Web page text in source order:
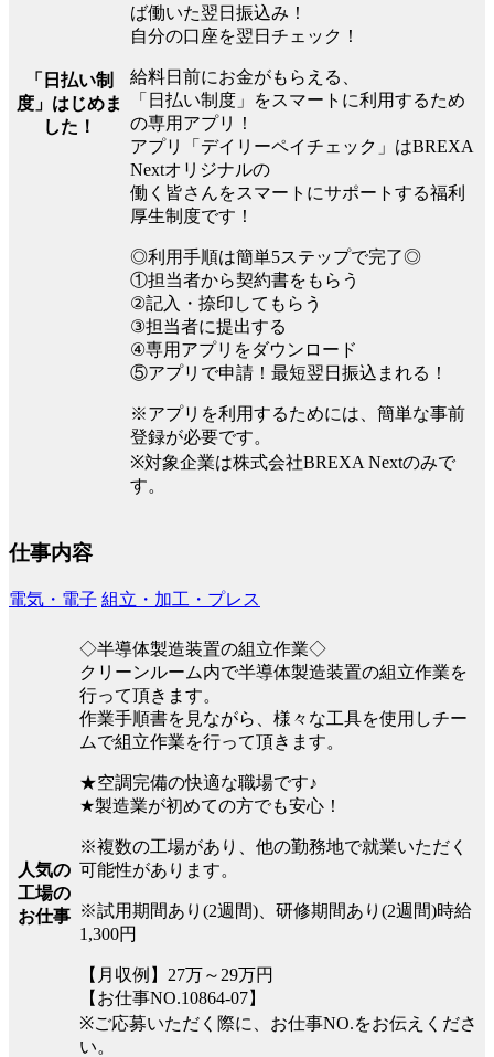
「日払い制
度」はじめま
した！
ば働いた翌日振込み！
自分の口座を翌日チェック！
給料日前にお金がもらえる、
「日払い制度」をスマートに利用するため
の専用アプリ！
アプリ「デイリーペイチェック」はBREXA
Nextオリジナルの
働く皆さんをスマートにサポートする福利
厚生制度です！
◎利用手順は簡単5ステップで完了◎
①担当者から契約書をもらう
②記入・捺印してもらう
③担当者に提出する
④専用アプリをダウンロード
⑤アプリで申請！最短翌日振込まれる！
※アプリを利用するためには、簡単な事前
登録が必要です。
※対象企業は株式会社BREXA Nextのみで
す。
仕事内容
電気・電子 組立・加工・プレス
人気の
工場の
お仕事
◇半導体製造装置の組立作業◇
クリーンルーム内で半導体製造装置の組立作業を
行って頂きます。
作業手順書を見ながら、様々な工具を使用しチー
ムで組立作業を行って頂きます。
★空調完備の快適な職場です♪
★製造業が初めての方でも安心！
※複数の工場があり、他の勤務地で就業いただく
可能性があります。
※試用期間あり(2週間)、研修期間あり(2週間)時給
1,300円
【月収例】27万～29万円
【お仕事NO.10864-07】
※ご応募いただく際に、お仕事NO.をお伝えくださ
い。